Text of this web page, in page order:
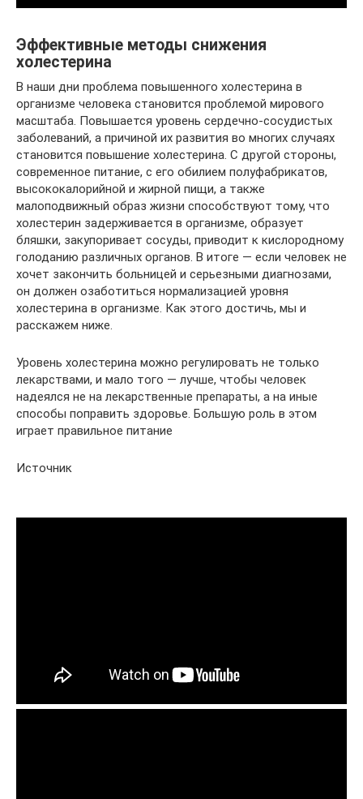
Эффективные методы снижения
холестерина
В наши дни проблема повышенного холестерина в
организме человека становится проблемой мирового
масштаба. Повышается уровень сердечно-сосудистых
заболеваний, а причиной их развития во многих случаях
становится повышение холестерина. С другой стороны,
современное питание, с его обилием полуфабрикатов,
высококалорийной и жирной пищи, а также
малоподвижный образ жизни способствуют тому, что
холестерин задерживается в организме, образует
бляшки, закупоривает сосуды, приводит к кислородному
голоданию различных органов. В итоге — если человек не
хочет закончить больницей и серьезными диагнозами,
он должен озаботиться нормализацией уровня
холестерина в организме. Как этого достичь, мы и
расскажем ниже.
Уровень холестерина можно регулировать не только
лекарствами, и мало того — лучше, чтобы человек
надеялся не на лекарственные препараты, а на иные
способы поправить здоровье. Большую роль в этом
играет правильное питание
Источник